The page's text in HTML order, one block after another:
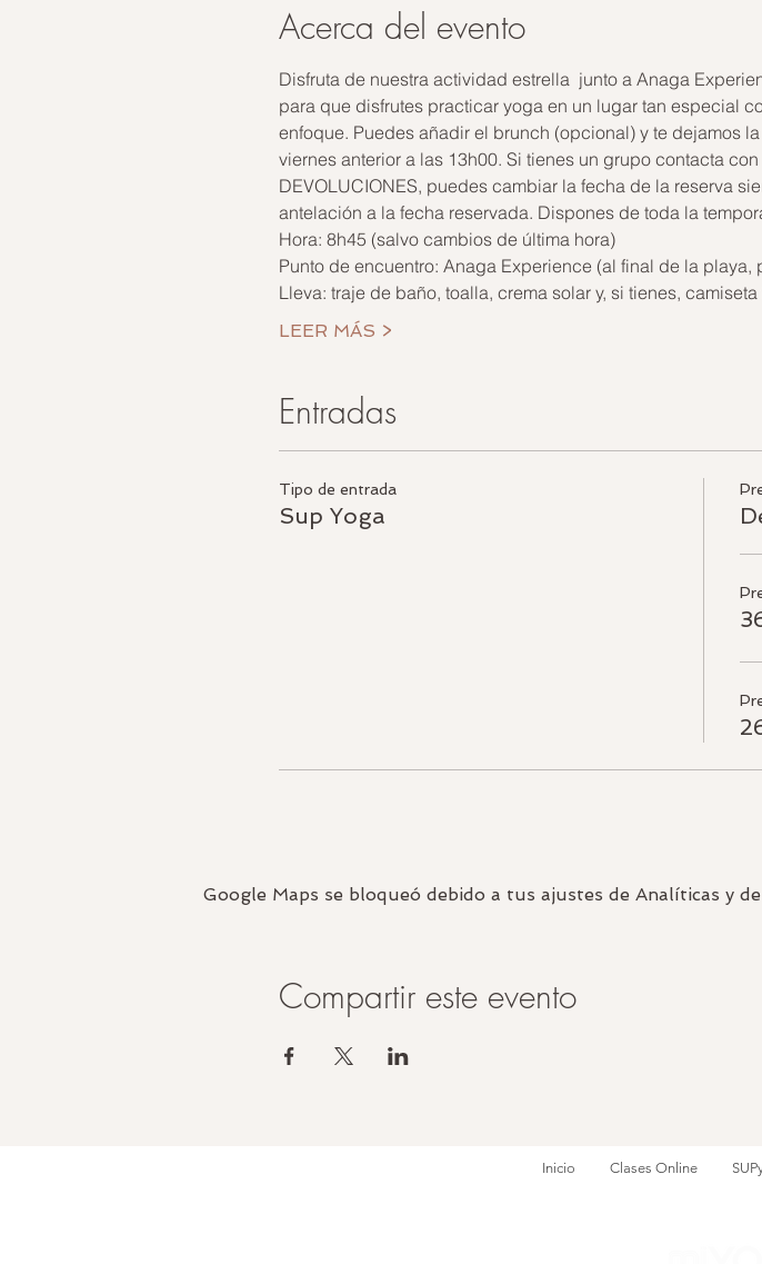
Acerca del evento
Disfruta de nuestra actividad estrella  junto a Anaga
para que disfrutes practicar yoga en un lugar tan especial
enfoque. Puedes añadir el brunch (opcional) y te dejamos
viernes anterior a las 13h00. Si tienes un grupo contacta
DEVOLUCIONES, puedes cambiar la fecha de la reserva
antelación a la fecha reservada. Dispones de toda la
Hora: 8h45 (salvo cambios de última hora)
Punto de encuentro: Anaga Experience (al final de la
Lleva: traje de baño, toalla, crema solar y, si tienes,
LEER MÁS >
Entradas
Tipo de entrada
Sup Yoga
Google Maps se bloqueó debido a tus ajustes de Analíticas y
Compartir este evento
Inicio Clases Online